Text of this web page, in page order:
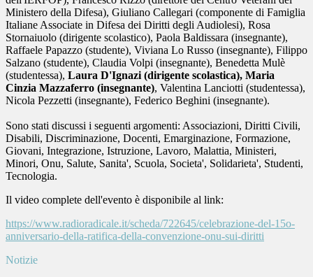
Ministero della Difesa), Giuliano Callegari (componente di Famiglia
Italiane Associate in Difesa dei Diritti degli Audiolesi), Rosa
Stornaiuolo (dirigente scolastico), Paola Baldissara (insegnante),
Raffaele Papazzo (studente), Viviana Lo Russo (insegnante), Filippo
Salzano (studente), Claudia Volpi (insegnante), Benedetta Mulè
(studentessa), Laura D'Ignazi (dirigente scolastica), Maria
Cinzia Mazzaferro (insegnante), Valentina Lanciotti (studentessa),
Nicola Pezzetti (insegnante), Federico Beghini (insegnante).
Sono stati discussi i seguenti argomenti: Associazioni, Diritti Civili,
Disabili, Discriminazione, Docenti, Emarginazione, Formazione,
Giovani, Integrazione, Istruzione, Lavoro, Malattia, Ministeri,
Minori, Onu, Salute, Sanita', Scuola, Societa', Solidarieta', Studenti,
Tecnologia.
Il video complete dell'evento è disponibile al link:
https://www.radioradicale.it/scheda/722645/celebrazione-del-15o-
anniversario-della-ratifica-della-convenzione-onu-sui-diritti
Notizie